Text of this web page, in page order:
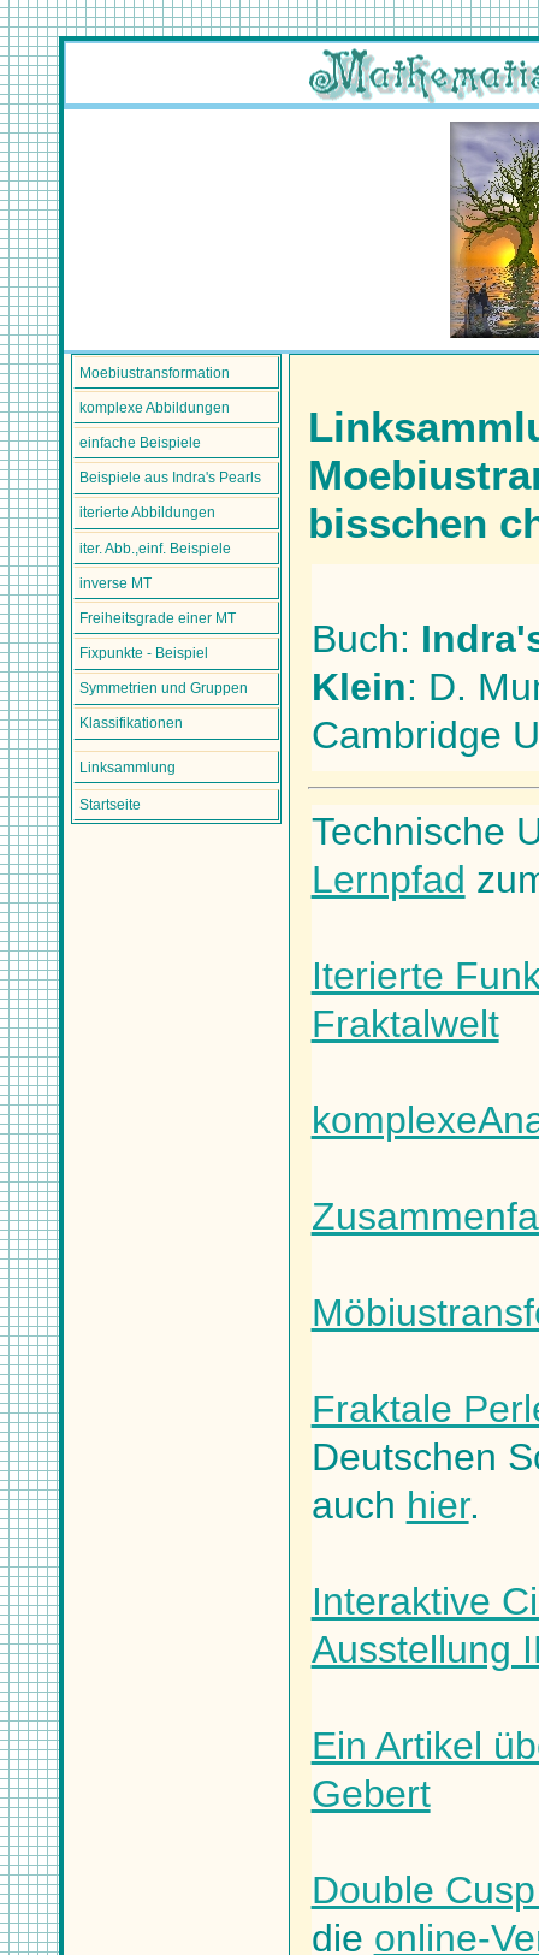
Moebiustransformation
komplexe Abbildungen
einfache Beispiele
Beispiele aus Indra's Pearls
iterierte Abbildungen
iter. Abb.,einf. Beispiele
inverse MT
Freiheitsgrade einer MT
Fixpunkte - Beispiel
Symmetrien und Gruppen
Klassifikationen
Linksammlung
Startseite
bisschen
Buch:
Klein: D.
Cambridge
Technische
Lernpfad
Iterierte
Fraktalwelt
Fraktale
Deutschen
auch hier.
Interaktive
Ausstellung
Ein Artikel
Gebert
Double
die online-